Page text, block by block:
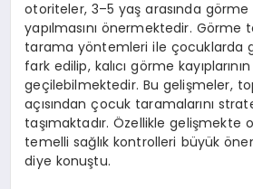
otoriteler, 3–5 yaş arasında görme
yapılmasını önermektedir. Görme
tarama yöntemleri ile çocuklarda
fark edilip, kalıcı görme
geçilebilmektedir. Bu gelişmeler,
açısından çocuk taramalarını
taşımaktadır. Özellikle gelişmekte
temelli sağlık kontrolleri büyük
diye konuştu.